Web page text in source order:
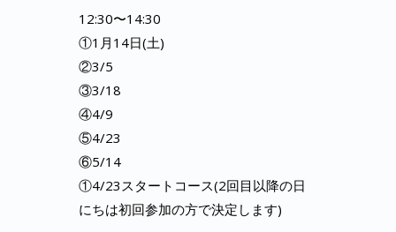
12:30〜14:30
①1月14日(土)
②3/5
③3/18
④4/9
⑤4/23
⑥5/14
①4/23スタートコース(2回目以降の日
にちは初回参加の方で決定します)